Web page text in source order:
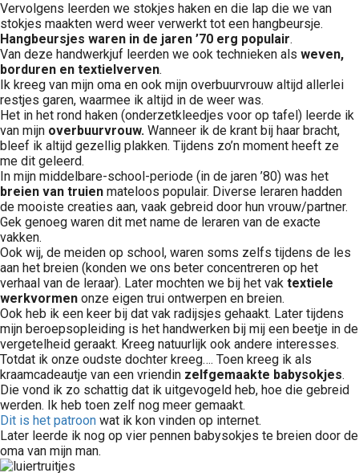
Vervolgens leerden we stokjes haken en die lap die we van
stokjes maakten werd weer verwerkt tot een hangbeursje.
Hangbeursjes waren in de jaren ’70 erg populair.
Van deze handwerkjuf leerden we ook technieken als weven,
borduren en textielverven.
Ik kreeg van mijn oma en ook mijn overbuurvrouw altijd allerlei
restjes garen, waarmee ik altijd in de weer was.
Het in het rond haken (onderzetkleedjes voor op tafel) leerde ik
van mijn overbuurvrouw. Wanneer ik de krant bij haar bracht,
bleef ik altijd gezellig plakken. Tijdens zo’n moment heeft ze
me dit geleerd.
In mijn middelbare-school-periode (in de jaren ’80) was het
breien van truien mateloos populair. Diverse leraren hadden
de mooiste creaties aan, vaak gebreid door hun vrouw/partner.
Gek genoeg waren dit met name de leraren van de exacte
vakken.
Ook wij, de meiden op school, waren soms zelfs tijdens de les
aan het breien (konden we ons beter concentreren op het
verhaal van de leraar). Later mochten we bij het vak textiele
werkvormen onze eigen trui ontwerpen en breien.
Ook heb ik een keer bij dat vak radijsjes gehaakt. Later tijdens
mijn beroepsopleiding is het handwerken bij mij een beetje in de
vergetelheid geraakt. Kreeg natuurlijk ook andere interesses.
Totdat ik onze oudste dochter kreeg…. Toen kreeg ik als
kraamcadeautje van een vriendin zelfgemaakte babysokjes.
Die vond ik zo schattig dat ik uitgevogeld heb, hoe die gebreid
werden. Ik heb toen zelf nog meer gemaakt.
Dit is het patroon wat ik kon vinden op internet.
Later leerde ik nog op vier pennen babysokjes te breien door de
oma van mijn man.